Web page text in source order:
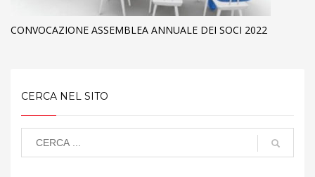
CONVOCAZIONE ASSEMBLEA ANNUALE DEI SOCI 2022
CERCA NEL SITO